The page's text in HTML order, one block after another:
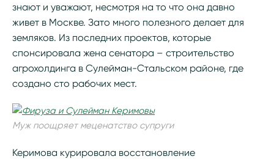
знают и уважают, несмотря на то что она давно
живет в Москве. Зато много полезного делает для
земляков. Из последних проектов, которые
спонсировала жена сенатора – строительство
агрохолдинга в Сулейман-Стальском районе, где
создано сто рабочих мест.
Муж поощряет меценатство супруги
Керимова курировала восстановление